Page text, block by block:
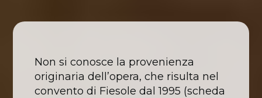
Non si conosce la provenienza
originaria dell’opera, che risulta nel
convento di Fiesole dal 1995 (scheda